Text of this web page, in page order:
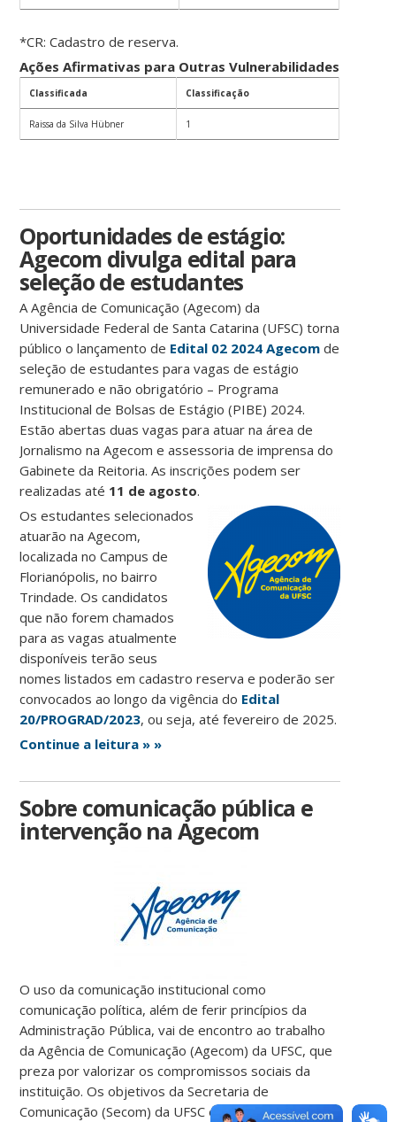
*CR: Cadastro de reserva.
Ações Afirmativas para Outras Vulnerabilidades
Classificada Classificação
Raissa da Silva Hübner 1
Oportunidades de estágio:
Agecom divulga edital para
seleção de estudantes
A Agência de Comunicação (Agecom) da
Universidade Federal de Santa Catarina (UFSC) torna
público o lançamento de Edital 02 2024 Agecom de
seleção de estudantes para vagas de estágio
remunerado e não obrigatório – Programa
Institucional de Bolsas de Estágio (PIBE) 2024.
Estão abertas duas vagas para atuar na área de
Jornalismo naAgecom e assessoria de imprensa do
Gabinete da Reitoria. As inscrições podem ser
realizadas até 11 de agosto.
Os estudantes selecionados
atuarão na Agecom,
localizada no Campus de
Florianópolis, no bairro
Trindade. Os candidatos
que não forem chamados
para as vagas atualmente
disponíveis terão seus
nomes listados em cadastro reserva e poderão ser
convocados ao longo da vigência do Edital
20/PROGRAD/2023, ou seja, até fevereiro de 2025.
Continue a leitura » »
Sobre comunicação pública e
intervenção na Agecom
O uso da comunicação institucional como
comunicação política, além de ferir princípios da
Administração Pública, vai de encontro ao trabalho
da Agência de Comunicação (Agecom) da UFSC, que
preza por valorizar os compromissos sociais da
instituição. Os objetivos da Secretaria de
Comunicação (Secom) da UFSC estão ligados